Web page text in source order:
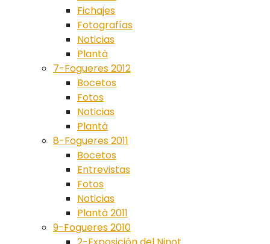
Fichajes
Fotografías
Noticias
Plantà
7-Fogueres 2012
Bocetos
Fotos
Noticias
Plantà
8-Fogueres 2011
Bocetos
Entrevistas
Fotos
Noticias
Plantà 2011
9-Fogueres 2010